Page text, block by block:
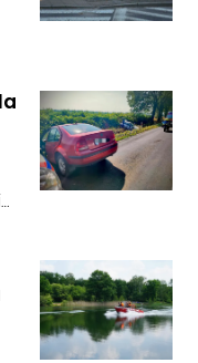
artykułu: